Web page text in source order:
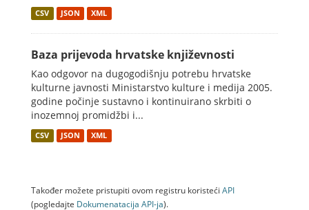
CSV JSON XML
Baza prijevoda hrvatske književnosti
Kao odgovor na dugogodišnju potrebu hrvatske
kulturne javnosti Ministarstvo kulture i medija 2005.
godine počinje sustavno i kontinuirano skrbiti o
inozemnoj promidžbi i...
CSV JSON XML
Također možete pristupiti ovom registru koristeći API
(pogledajte Dokumenаtаcijа API-jа).